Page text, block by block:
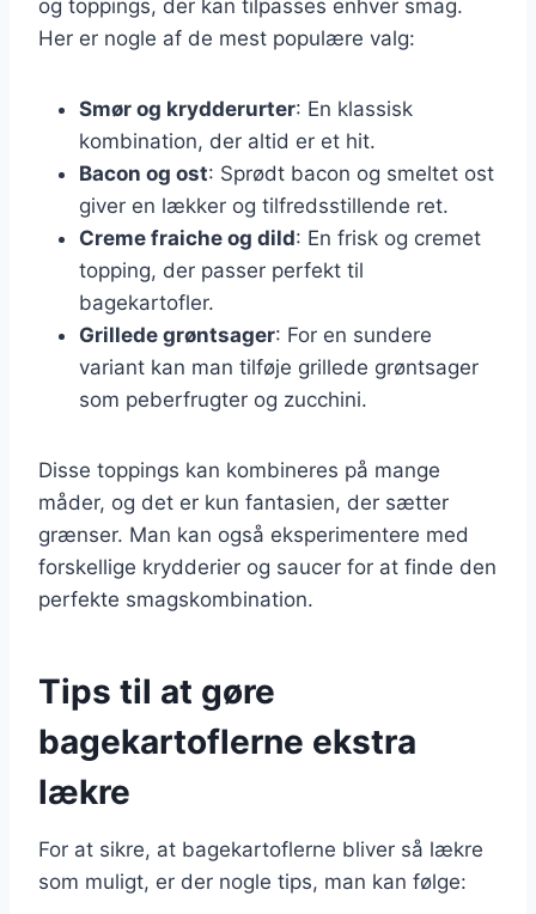
og toppings, der kan tilpasses enhver smag.
Her er nogle af de mest populære valg:
Smør og krydderurter: En klassisk
kombination, der altid er et hit.
Bacon og ost: Sprødt bacon og smeltet ost
giver en lækker og tilfredsstillende ret.
Creme fraiche og dild: En frisk og cremet
topping, der passer perfekt til
bagekartofler.
Grillede grøntsager: For en sundere
variant kan man tilføje grillede grøntsager
som peberfrugter og zucchini.
Disse toppings kan kombineres på mange
måder, og det er kun fantasien, der sætter
grænser. Man kan også eksperimentere med
forskellige krydderier og saucer for at finde den
perfekte smagskombination.
Tips til at gøre
bagekartoflerne ekstra
lækre
For at sikre, at bagekartoflerne bliver så lækre
som muligt, er der nogle tips, man kan følge: